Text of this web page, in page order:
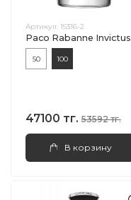
Артикул: 15316-2
Paco Rabanne Invictus
50 100
47100 тг. 53592 тг.
В корзину